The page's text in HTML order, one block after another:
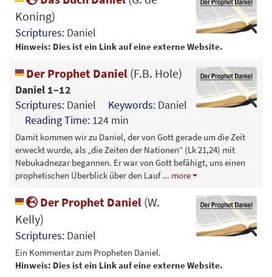
Koning)
Scriptures: Daniel
Hinweis: Dies ist ein Link auf eine externe Website.
Der Prophet Daniel (F.B. Hole)
Daniel 1–12
Scriptures: Daniel Keywords: Daniel
Reading Time: 124 min
Damit kommen wir zu Daniel, der von Gott gerade um die Zeit
erweckt wurde, als „die Zeiten der Nationen“ (Lk 21,24) mit
Nebukadnezar begannen. Er war von Gott befähigt, uns einen
prophetischen Überblick über den Lauf... more
Der Prophet Daniel (W.
Kelly)
Scriptures: Daniel
Ein Kommentar zum Propheten Daniel.
Hinweis: Dies ist ein Link auf eine externe Website.